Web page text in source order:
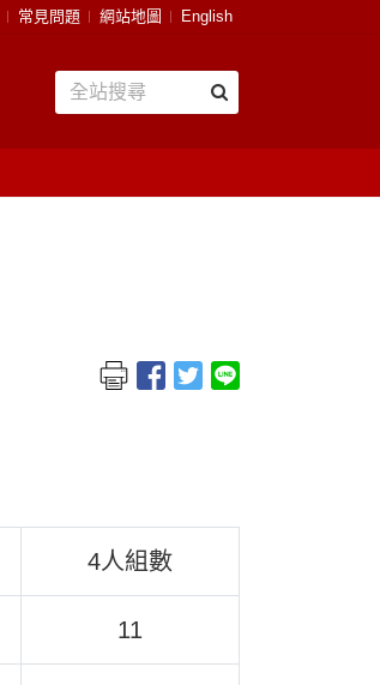
常見問題 網站地圖 English
4人組數
11